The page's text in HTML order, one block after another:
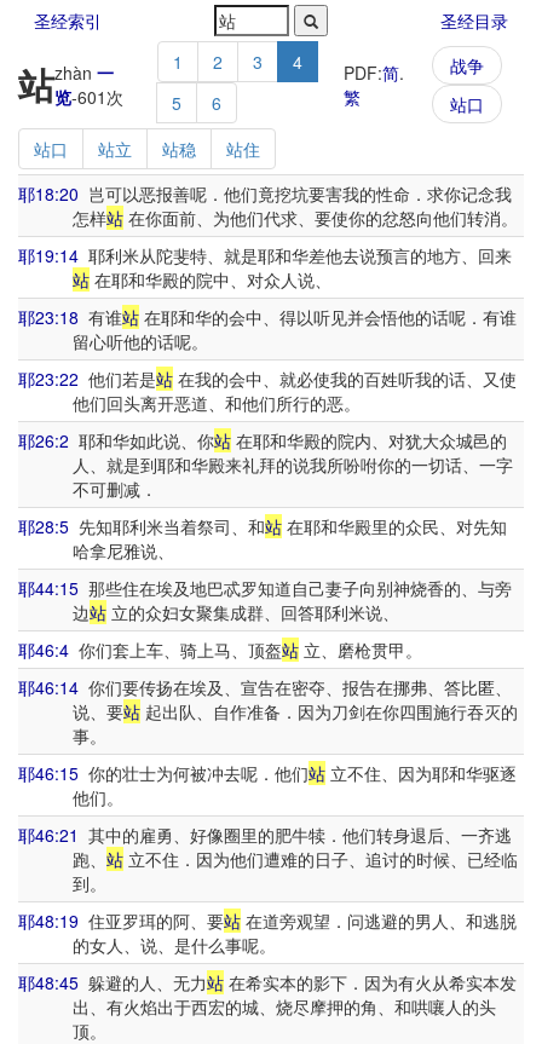
圣经索引 圣经目录
站zhàn 一
览-601 次
1 2 3
4
5
6
PDF:简.
繁
战争
站口
站口
站立 站稳
站住
耶18:20 岂可以恶报善呢．他们竟挖坑要害我的性命．求你记念我
怎样站在你面前、为他们代求、要使你的忿怒向他们转消。
耶19:14 耶利米从陀斐特、就是耶和华差他去说预言的地方、回来
站在耶和华殿的院中、对众人说、
耶23:18 有谁站 在耶和华的会中、得以听见并会悟他的话呢．有谁
留心听他的话呢。
耶23:22 他们若是站 在我的会中、就必使我的百姓听我的话、又使
他们回头离开恶道、和他们所行的恶。
耶26:2 耶和华如此说、你站 在耶和华殿的院内、对犹大众城邑的
人、就是到耶和华殿来礼拜的说我所吩咐你的一切话、一字
不可删减．
耶28:5 先知耶利米当着祭司、和站 在耶和华殿里的众民、对先知
哈拿尼雅说、
耶44:15 那些住在埃及地巴忒罗知道自己妻子向别神烧香的、与旁
边站立的众妇女聚集成群、回答耶利米说、
耶46:4 你们套上车、骑上马、顶盔站 立、磨枪贯甲。
耶46:14 你们要传扬在埃及、宣告在密夺、报告在挪弗、答比匿、
说、要站起出队、自作准备．因为刀剑在你四围施行吞灭的
事。
耶46:15 你的壮士为何被冲去呢．他们站 立不住、因为耶和华驱逐
他们。
耶46:21 其中的雇勇、好像圈里的肥牛犊．他们转身退后、一齐逃
跑、 站立不住．因为他们遭难的日子、追讨的时候、已经临
到。
耶48:19 住亚罗珥的阿、要站 在道旁观望．问逃避的男人、和逃脱
的女人、说、是什么事呢。
耶48:45 躲避的人、无力站 在希实本的影下．因为有火从希实本发
出、有火焰出于西宏的城、烧尽摩押的角、和哄嚷人的头
顶。